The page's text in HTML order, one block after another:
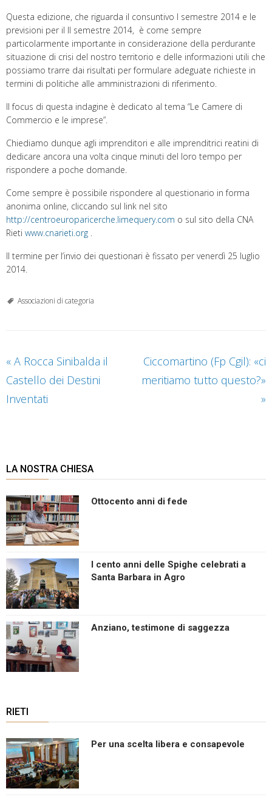
Questa edizione, che riguarda il consuntivo I semestre 2014 e le
previsioni per il II semestre 2014, è come sempre
particolarmente importante in considerazione della perdurante
situazione di crisi del nostro territorio e delle informazioni utili che
possiamo trarre dai risultati per formulare adeguate richieste in
termini di politiche alle amministrazioni di riferimento.
Il focus di questa indagine è dedicato al tema “Le Camere di
Commercio e le imprese”.
Chiediamo dunque agli imprenditori e alle imprenditrici reatini di
dedicare ancora una volta cinque minuti del loro tempo per
rispondere a poche domande.
Come sempre è possibile rispondere al questionario in forma
anonima online, cliccando sul link nel sito
http://centroeuroparicerche.limequery.com o sul sito della CNA
Rieti www.cnarieti.org
Il termine per l’invio dei questionari è fissato per venerdì 25 luglio
2014.
Associazioni di categoria
« A Rocca Sinibalda il
Castello dei Destini
Inventati
Ciccomartino (Fp Cgil): «ci
meritiamo tutto questo?»
»
LA NOSTRA CHIESA
Ottocento anni di fede
I cento anni delle Spighe celebrati a
Santa Barbara in Agro
Anziano, testimone di saggezza
RIETI
Per una scelta libera e consapevole